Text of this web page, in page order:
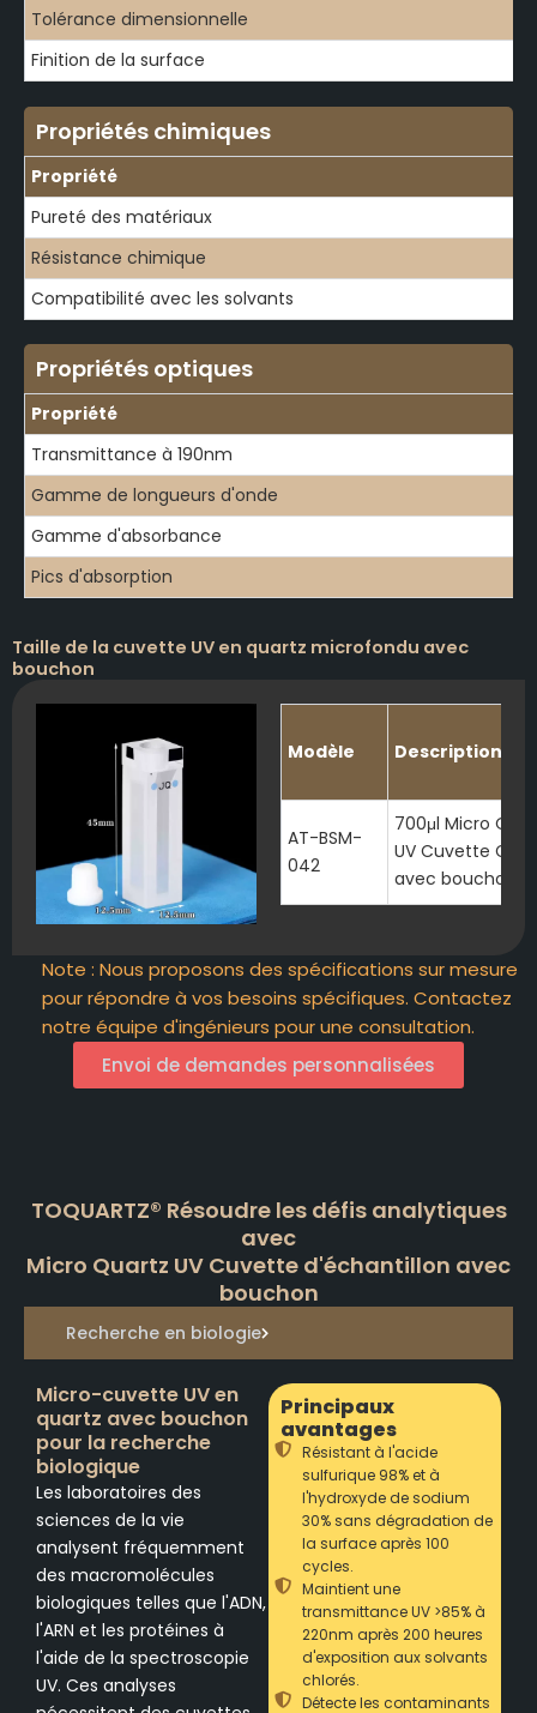
Tolérance dimensionnelle
Finition de la surface
Propriétés chimiques
Propriété
Pureté des matériaux
Résistance chimique
Compatibilité avec les solvants
Propriétés optiques
Propriété
Transmittance à 190nm
Gamme de longueurs d'onde
Gamme d'absorbance
Pics d'absorption
Taille de la cuvette UV en quartz microfondu avec
bouchon
Modèle Description
AT-BSM-
042
700μl Micro
UV Cuvette
avec bouchon
Note : Nous proposons des spécifications sur mesure
pour répondre à vos besoins spécifiques. Contactez
notre équipe d'ingénieurs pour une consultation.
Envoi de demandes personnalisées
TOQUARTZ® Résoudre les défis analytiques
avec
Micro Quartz UV Cuvette d'échantillon avec
bouchon
Recherche en biologie
Micro-cuvette UV en
quartz avec bouchon
pour la recherche
biologique
Les laboratoires des
sciences de la vie
analysent fréquemment
des macromolécules
biologiques telles que l'ADN,
l'ARN et les protéines à
l'aide de la spectroscopie
UV. Ces analyses
Principaux
avantages
Résistant à l'acide
sulfurique 98% et à
l'hydroxyde de sodium
30% sans dégradation de
la surface après 100
cycles.
Maintient une
transmittance UV >85% à
220nm après 200 heures
d'exposition aux solvants
chlorés.
Détecte les contaminants